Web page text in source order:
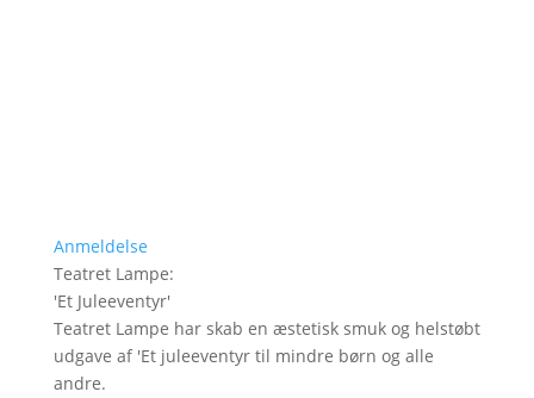
Anmeldelse
Teatret Lampe:
'Et Juleeventyr'
Teatret Lampe har skab en æstetisk smuk og helstøbt
udgave af 'Et juleeventyr til mindre børn og alle
andre.